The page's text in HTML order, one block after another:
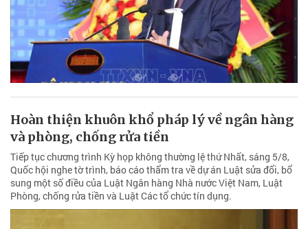
Hoàn thiện khuôn khổ pháp lý về ngân hàng
và phòng, chống rửa tiền
Tiếp tục chương trình Kỳ họp không thường lệ thứ Nhất, sáng 5/8,
Quốc hội nghe tờ trình, báo cáo thẩm tra về dự án Luật sửa đổi, bổ
sung một số điều của Luật Ngân hàng Nhà nước Việt Nam, Luật
Phòng, chống rửa tiền và Luật Các tổ chức tín dụng.